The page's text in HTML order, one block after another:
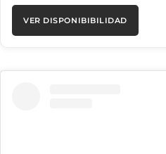
VER DISPONIBIBILIDAD